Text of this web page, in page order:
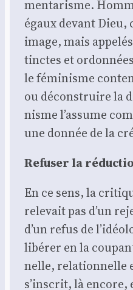
men­ta­risme.
égaux devant Dieu,
image, mais
tinctes et
le fémi­nisme
ou décons­truire la
nisme l’assume
une don­née de la
Refu­ser la
En ce sens, la
rele­vait pas d’un
d’un refus de
libé­rer en la
nelle, rela­tion­nelle
s’inscrit, là encore,